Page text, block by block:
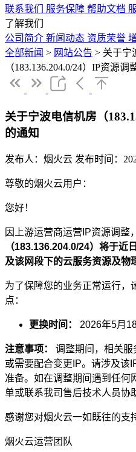
联系我们
服务保障 帮助文档
了解我们
公司简介 新闻动态 资质荣誉
全部新闻 > 网站公告 > 关于宁
（183.136.204.0/24）IP资源调
关于宁波电信机房（
的通知
发布人：烟火云 发布时间：
尊敬的烟火云用户：
您好！
因上游运营商运营IP资源调整
（183.136.204.0/24） 将于近
及该网段下的云服务资源及物
为了保障您的业务正常运行，
点：
更换时间： 2026年5月
注意事项：
调整期间，相关
或需要配合变更IP。请涉及该
准备。如在调整期间遇到任何
单或联系我司售后技术人员协
感谢您对烟火云一如既往的支
烟火云运营团队